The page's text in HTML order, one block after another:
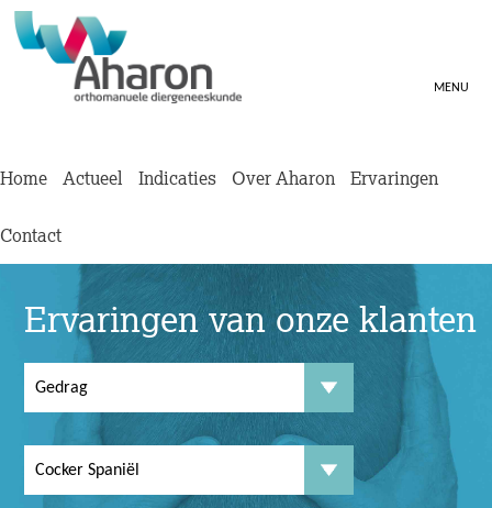
MENU
Home Actueel Indicaties Over Aharon Ervaringen
Contact
Ervaringen van onze klanten